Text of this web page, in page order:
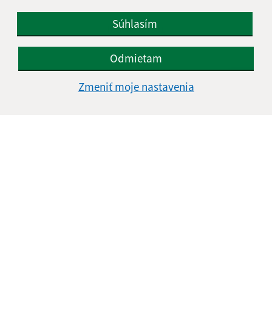
Súhlasím
Odmietam
Zmeniť moje nastavenia
IČO: 00327981